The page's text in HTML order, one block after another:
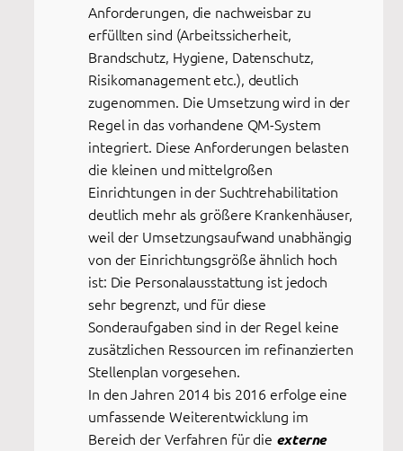
Anforderungen, die nachweisbar zu
erfüllten sind (Arbeitssicherheit,
Brandschutz, Hygiene, Datenschutz,
Risikomanagement etc.), deutlich
zugenommen. Die Umsetzung wird in der
Regel in das vorhandene QM-System
integriert. Diese Anforderungen belasten
die kleinen und mittelgroßen
Einrichtungen in der Suchtrehabilitation
deutlich mehr als größere Krankenhäuser,
weil der Umsetzungsaufwand unabhängig
von der Einrichtungsgröße ähnlich hoch
ist: Die Personalausstattung ist jedoch
sehr begrenzt, und für diese
Sonderaufgaben sind in der Regel keine
zusätzlichen Ressourcen im refinanzierten
Stellenplan vorgesehen.
In den Jahren 2014 bis 2016 erfolge eine
umfassende Weiterentwicklung im
Bereich der Verfahren für die externe